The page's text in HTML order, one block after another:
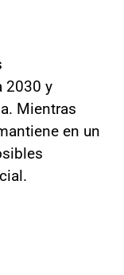
2030 y
Mientras
en un